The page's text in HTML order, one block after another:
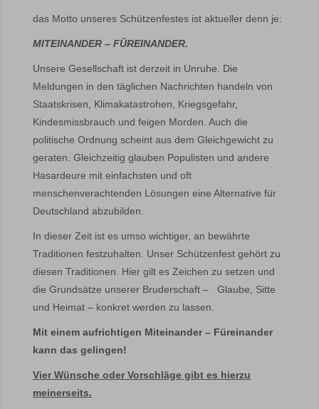
das Motto unseres Schützenfestes ist aktueller denn je:
MITEINANDER – FÜREINANDER.
Unsere Gesellschaft ist derzeit in Unruhe. Die
Meldungen in den täglichen Nachrichten handeln von
Staatskrisen, Klimakatastrohen, Kriegsgefahr,
Kindesmissbrauch und feigen Morden. Auch die
politische Ordnung scheint aus dem Gleichgewicht zu
geraten. Gleichzeitig glauben Populisten und andere
Hasardeure mit einfachsten und oft
menschenverachtenden Lösungen eine Alternative für
Deutschland abzubilden.
In dieser Zeit ist es umso wichtiger, an bewährte
Traditionen festzuhalten. Unser Schützenfest gehört zu
diesen Traditionen. Hier gilt es Zeichen zu setzen und
die Grundsätze unserer Bruderschaft – Glaube, Sitte
und Heimat – konkret werden zu lassen.
Mit einem aufrichtigen Miteinander – Füreinander
kann das gelingen!
Vier Wünsche oder Vorschläge gibt es hierzu
meinerseits.